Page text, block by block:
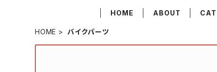
HOME ABOUT
HOME バイクパーツ